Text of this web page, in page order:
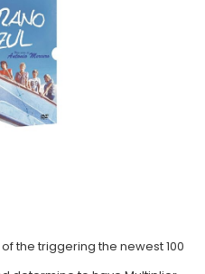
the triggering the newest 100